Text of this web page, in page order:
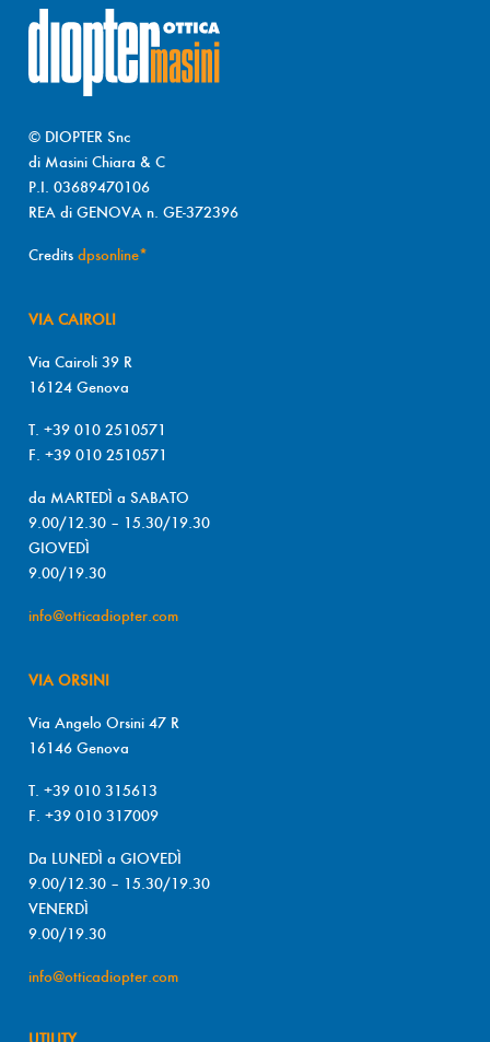
© DIOPTER Snc
di Masini Chiara & C
P.I. 03689470106
REA di GENOVA n. GE-372396
Credits dpsonline*
VIA CAIROLI
Via Cairoli 39 R
16124 Genova
T. +39 010 2510571
F. +39 010 2510571
da MARTEDÌ a SABATO
9.00/12.30 – 15.30/19.30
GIOVEDÌ
9.00/19.30
info@otticadiopter.com
VIA ORSINI
Via Angelo Orsini 47 R
16146 Genova
T. +39 010 315613
F. +39 010 317009
Da LUNEDÌ a GIOVEDÌ
9.00/12.30 – 15.30/19.30
VENERDÌ
9.00/19.30
info@otticadiopter.com